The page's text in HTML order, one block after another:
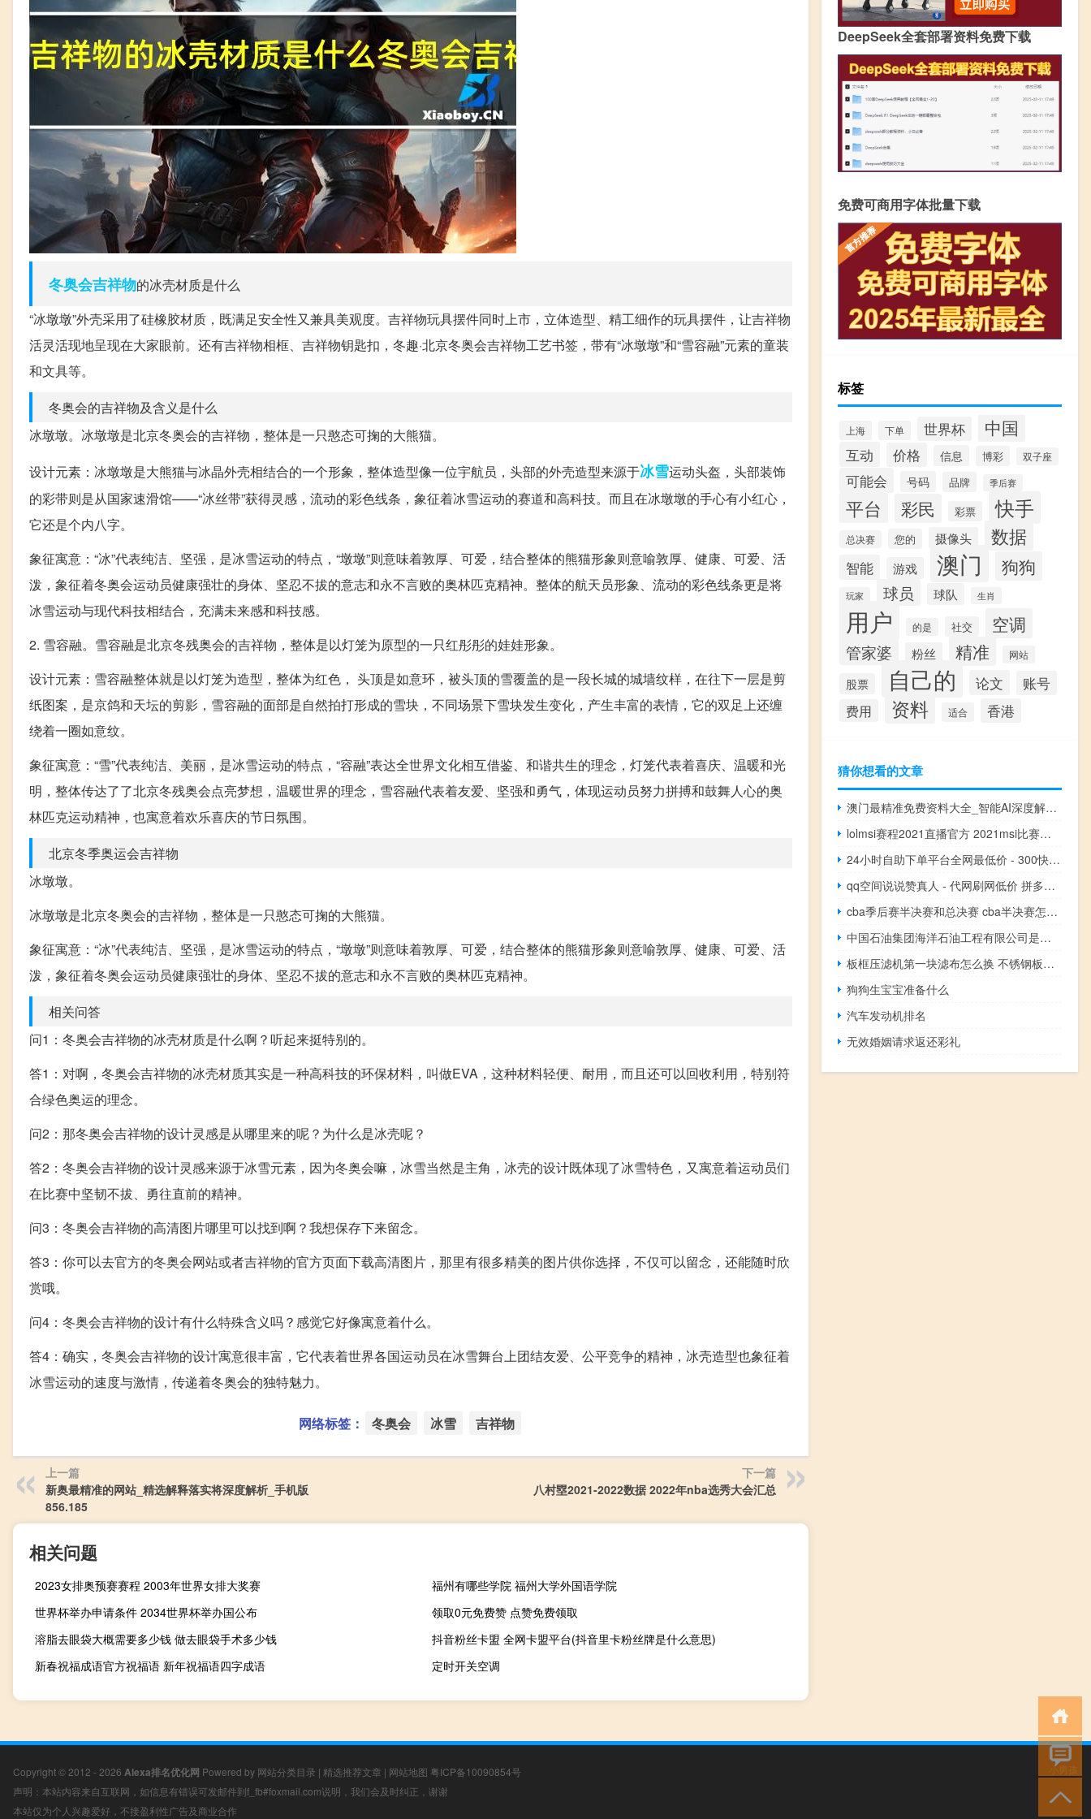
冬奥会吉祥物的冰壳材质是什么
“冰墩墩”外壳采用了硅橡胶材质，既满足安全性又兼具美观度。吉祥物玩具摆件同时上市，立体造型、精工细作的玩具摆件，让吉祥物
活灵活现地呈现在大家眼前。还有吉祥物相框、吉祥物钥匙扣，冬趣·北京冬奥会吉祥物工艺书签，带有“冰墩墩”和“雪容融”元素的童装
和文具等。
冬奥会的吉祥物及含义是什么
冰墩墩。冰墩墩是北京冬奥会的吉祥物，整体是一只憨态可掬的大熊猫。
设计元素：冰墩墩是大熊猫与冰晶外壳相结合的一个形象，整体造型像一位宇航员，头部的外壳造型来源于冰雪运动头盔，头部装饰
的彩带则是从国家速滑馆——“冰丝带”获得灵感，流动的彩色线条，象征着冰雪运动的赛道和高科技。而且在冰墩墩的手心有小红心，
它还是个内八字。
象征寓意：“冰”代表纯洁、坚强，是冰雪运动的特点，“墩墩”则意味着敦厚、可爱，结合整体的熊猫形象则意喻敦厚、健康、可爱、活
泼，象征着冬奥会运动员健康强壮的身体、坚忍不拔的意志和永不言败的奥林匹克精神。整体的航天员形象、流动的彩色线条更是将
冰雪运动与现代科技相结合，充满未来感和科技感。
2. 雪容融。雪容融是北京冬残奥会的吉祥物，整体是以灯笼为原型的一只红彤彤的娃娃形象。
设计元素：雪容融整体就是以灯笼为造型，整体为红色， 头顶是如意环，被头顶的雪覆盖的是一段长城的城墙纹样，在往下一层是剪
纸图案，是京鸽和天坛的剪影，雪容融的面部是自然拍打形成的雪块，不同场景下雪块发生变化，产生丰富的表情，它的双足上还缠
绕着一圈如意纹。
象征寓意：“雪”代表纯洁、美丽，是冰雪运动的特点，“容融”表达全世界文化相互借鉴、和谐共生的理念，灯笼代表着喜庆、温暖和光
明，整体传达了了北京冬残奥会点亮梦想，温暖世界的理念，雪容融代表着友爱、坚强和勇气，体现运动员努力拼搏和鼓舞人心的奥
林匹克运动精神，也寓意着欢乐喜庆的节日氛围。
北京冬季奥运会吉祥物
冰墩墩。
冰墩墩是北京冬奥会的吉祥物，整体是一只憨态可掬的大熊猫。
象征寓意：“冰”代表纯洁、坚强，是冰雪运动的特点，“墩墩”则意味着敦厚、可爱，结合整体的熊猫形象则意喻敦厚、健康、可爱、活
泼，象征着冬奥会运动员健康强壮的身体、坚忍不拔的意志和永不言败的奥林匹克精神。
相关问答
问1：冬奥会吉祥物的冰壳材质是什么啊？听起来挺特别的。
答1：对啊，冬奥会吉祥物的冰壳材质其实是一种高科技的环保材料，叫做EVA，这种材料轻便、耐用，而且还可以回收利用，特别符
合绿色奥运的理念。
问2：那冬奥会吉祥物的设计灵感是从哪里来的呢？为什么是冰壳呢？
答2：冬奥会吉祥物的设计灵感来源于冰雪元素，因为冬奥会嘛，冰雪当然是主角，冰壳的设计既体现了冰雪特色，又寓意着运动员们
在比赛中坚韧不拔、勇往直前的精神。
问3：冬奥会吉祥物的高清图片哪里可以找到啊？我想保存下来留念。
答3：你可以去官方的冬奥会网站或者吉祥物的官方页面下载高清图片，那里有很多精美的图片供你选择，不仅可以留念，还能随时欣
赏哦。
问4：冬奥会吉祥物的设计有什么特殊含义吗？感觉它好像寓意着什么。
答4：确实，冬奥会吉祥物的设计寓意很丰富，它代表着世界各国运动员在冰雪舞台上团结友爱、公平竞争的精神，冰壳造型也象征着
冰雪运动的速度与激情，传递着冬奥会的独特魅力。
网络标签： 冬奥会 冰雪 吉祥物
上一篇
新奥最精准的网站_精选解释落实将深度解析_手机版
856.185
下一篇
八村塁2021-2022数据 2022年nba选秀大会汇总
相关问题
2023女排奥预赛赛程 2003年世界女排大奖赛
福州有哪些学院 福州大学外国语学院
世界杯举办申请条件 2034世界杯举办国公布
领取0元免费赞 点赞免费领取
溶脂去眼袋大概需要多少钱 做去眼袋手术多少钱
抖音粉丝卡盟 全网卡盟平台(抖音里卡粉丝牌是什么意思)
新春祝福成语官方祝福语 新年祝福语四字成语
定时开关空调
DeepSeek全套部署资料免费下载
免费可商用字体批量下载
标签
上海 下单 世界杯 中国
互动 价格 信息 博彩 双子座
可能会 号码 品牌 季后赛
平台 彩民 彩票 快手
总决赛 您的 摄像头 数据
智能 游戏 澳门 狗狗
玩家 球员 球队 生肖
用户 的是 社交 空调
管家婆 粉丝 精准 网站
股票 自己的 论文 账号
费用 资料 适合 香港
猜你想看的文章
澳门最精准免费资料大全_智能AI深度解析_好看视频版v32.49
lolmsi赛程2021直播官方 2021msi比赛赛程表及结果
24小时自助下单平台全网最低价 - 300快充80000抖音币
qq空间说说赞真人 - 代网刷网低价 拼多多助力100元网站
cba季后赛半决赛和总决赛 cba半决赛怎么对阵
中国石油集团海洋石油工程有限公司是国企么 中国海洋石油总公司
板框压滤机第一块滤布怎么换 不锈钢板框过滤机
狗狗生宝宝准备什么
汽车发动机排名
无效婚姻请求返还彩礼
Copyright © 2012 - 2026 Alexa排名优化网 Powered by 网站分类目录 | 精选推荐文章 | 网站地图 粤ICP备10090854号
声明：本站内容来自互联网，如信息有错误可发邮件到f_fb#foxmail.com说明，我们会及时纠正，谢谢
本站仅为个人兴趣爱好，不接盈利性广告及商业合作
小男孩